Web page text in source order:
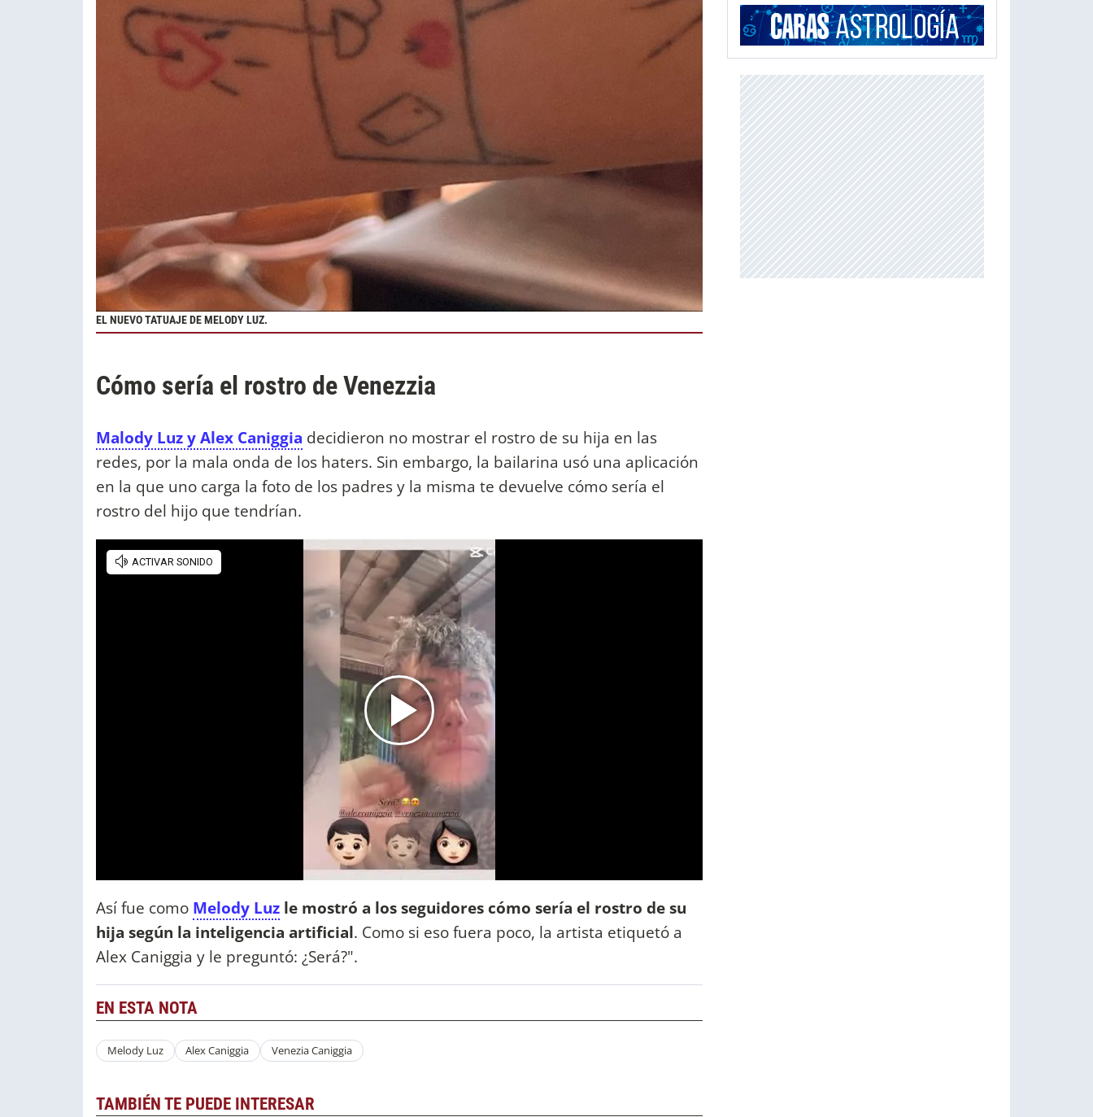
EL NUEVO TATUAJE DE MELODY LUZ.
Cómo sería el rostro de Venezzia
Malody Luz y Alex Caniggia decidieron no mostrar el rostro de su hija en las
redes, por la mala onda de los haters. Sin embargo, la bailarina usó una aplicación
en la que uno carga la foto de los padres y la misma te devuelve cómo sería el
rostro del hijo que tendrían.
Así fue como Melody Luz le mostró a los seguidores cómo sería el rostro de su
hija según la inteligencia artificial. Como si eso fuera poco, la artista etiquetó a
Alex Caniggia y le preguntó: ¿Será?".
EN ESTA NOTA
Melody Luz Alex Caniggia Venezia Caniggia
TAMBIÉN TE PUEDE INTERESAR